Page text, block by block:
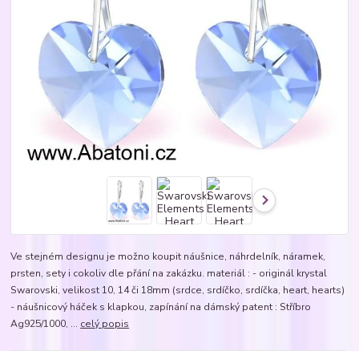
Ve stejném designu je možno koupit náušnice, náhrdelník, náramek,
prsten, sety i cokoliv dle přání na zakázku. materiál : - originál krystal
Swarovski, velikost 10, 14 či 18mm (srdce, srdíčko, srdíčka, heart, hearts)
- náušnicový háček s klapkou, zapínání na dámský patent : Stříbro
Ag925/1000, ... celý popis